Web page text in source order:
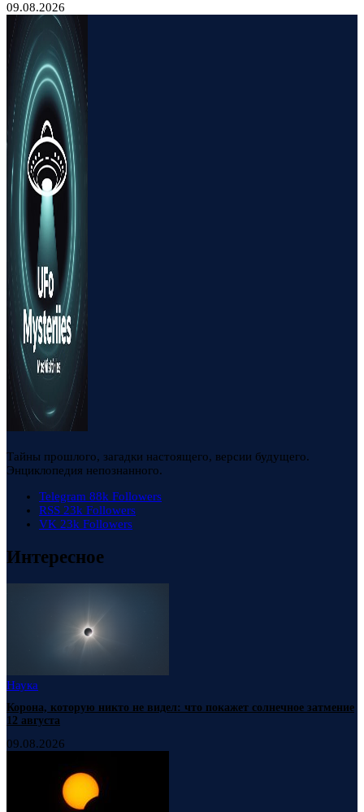
09.08.2026
Тайны прошлого, загадки настоящего, версии будущего.
Энциклопедия непознанного.
Telegram 88k Followers
RSS 23k Followers
VK 23k Followers
Интересное
Наука
Корона, которую никто не видел: что покажет солнечное затмение
12 августа
09.08.2026